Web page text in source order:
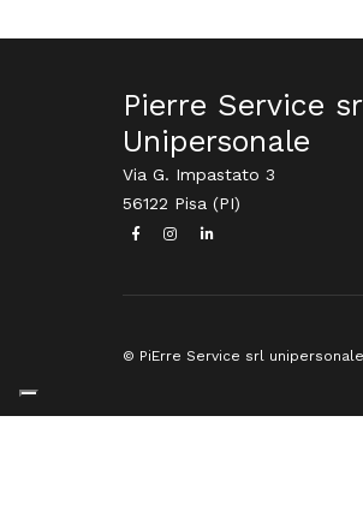
Pierre Service
Unipersonale
Via G. Impastato 3
56122 Pisa (PI)
© PiErre Service srl unipersonale